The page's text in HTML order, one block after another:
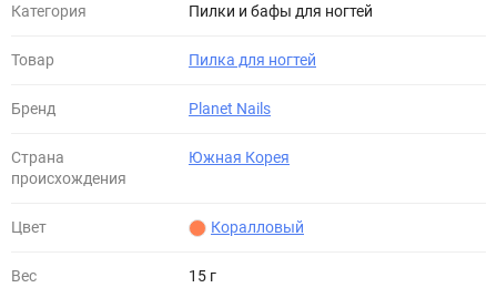
Категория Пилки и бафы для ногтей
Товар Пилка для ногтей
Бренд Planet Nails
Страна
происхождения
Южная Корея
Цвет Коралловый
Вес 15 г